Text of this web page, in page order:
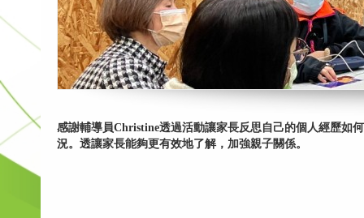
感謝輔導員Christine透過活動讓家長反思自己的個人經歷如
況。透讓家長能夠更有效地了解，加強親子關係。